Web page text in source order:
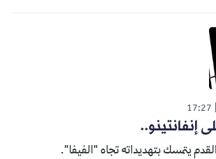
17:27
إنفانتينو..
القدم يتمسك بتهديداته تجاه "الفيفا".